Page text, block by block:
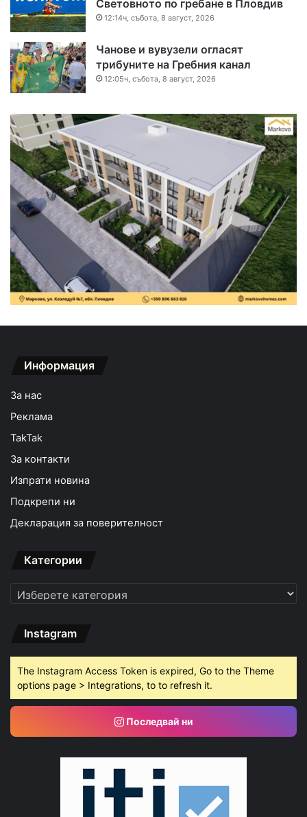
Световното по гребане в Пловдив
12:14ч, събота, 8 август, 2026
Чанове и вувузели огласят
трибуните на Гребния канал
12:05ч, събота, 8 август, 2026
Информация
За нас
Реклама
TakTak
За контакти
Изпрати новина
Подкрепи ни
Декларация за поверителност
Категории
Категории
Instagram
The Instagram Access Token is expired, Go to the Theme
options page > Integrations, to to refresh it.
Последвай ни